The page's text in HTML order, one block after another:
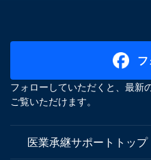
フォローしていただくと、最新
ご覧いただけます。
医業承継サポートトップ